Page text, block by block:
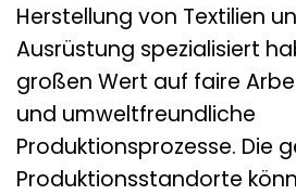
Herstellung von Textilien
Ausrüstung spezialisiert
großen Wert auf faire
und umweltfreundliche
Produktionsprozesse. Die
Produktionsstandorte